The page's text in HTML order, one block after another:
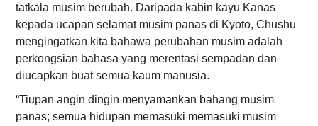
tatkala musim berubah. Daripada kabin kayu Kanas
kepada ucapan selamat musim panas di Kyoto, Chushu
mengingatkan kita bahawa perubahan musim adalah
perkongsian bahasa yang merentasi sempadan dan
diucapkan buat semua kaum manusia.
“Tiupan angin dingin menyamankan bahang musim
panas; semua hidupan memasuki memasuki musim